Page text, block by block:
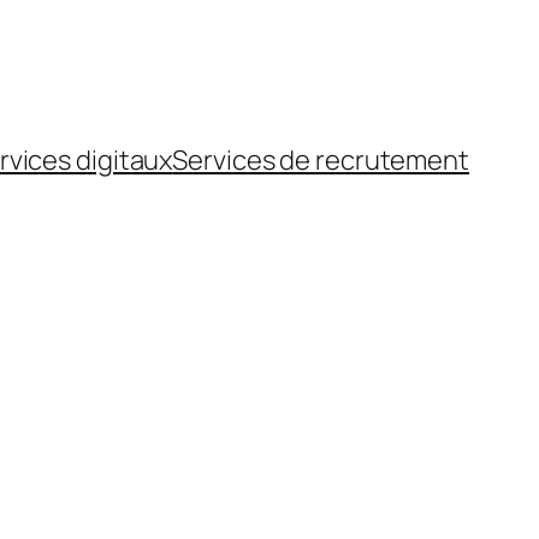
digitauxServices de recrutement